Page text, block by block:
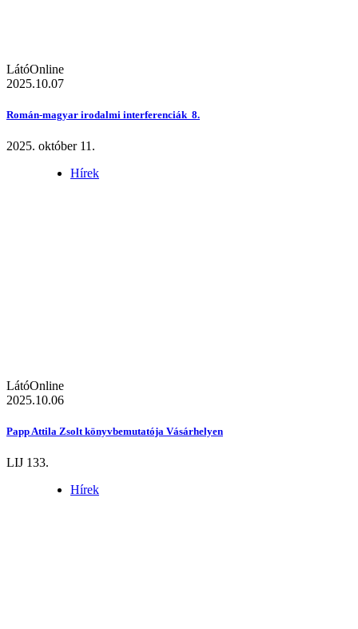
LátóOnline
2025.10.07
Román-magyar irodalmi interferenciák 8.
2025. október 11.
Hírek
LátóOnline
2025.10.06
Papp Attila Zsolt könyvbemutatója Vásárhelyen
LIJ 133.
Hírek